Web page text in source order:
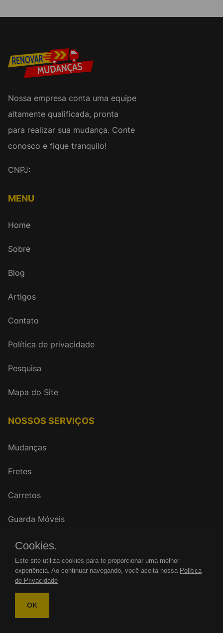
Nossa empresa conta uma equipe
altamente qualificada, pronta
para realizar sua mudança. Conte
conosco e fique tranquilo!
CNPJ:
MENU
Home
Sobre
Blog
Artigos
Contato
Política de privacidade
Pesquisa
Mapa do Site
NOSSOS SERVIÇOS
Mudanças
Fretes
Carretos
Guarda Móveis
FALE CONOSCO
WhatsApp: (11)
Cookies.
Este site utiliza cookies para te proporcionar uma melhor
experiência. Ao continuar navegando, você aceita nossa Política
de Privacidade
OK